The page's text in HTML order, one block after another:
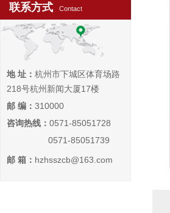
联系方式 Contact
地 址： 杭州市下城区体育场路
218号杭州新闻大厦17楼
邮 编： 310000
咨询热线： 0571-85051728
0571-85051739
邮 箱： hzhsszcb@163.com